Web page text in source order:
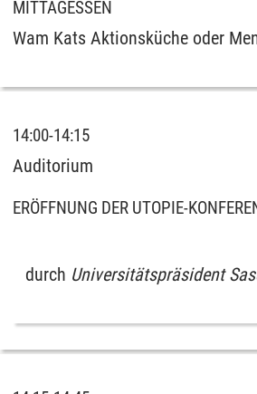
MITTAGESSEN
Wam Kats Aktionsküche oder
14:00-14:15
Auditorium
ERÖFFNUNG DER UTOPIE-
durch Universitätspräsident